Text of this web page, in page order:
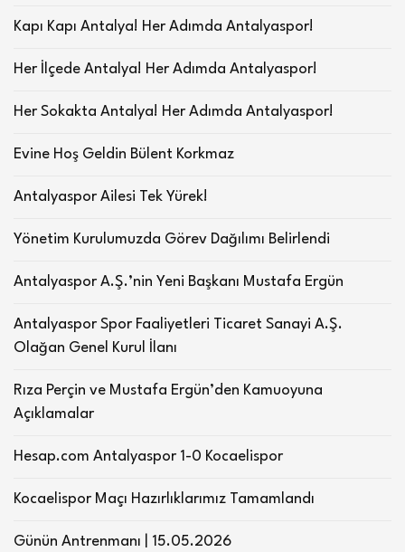
Kapı Kapı Antalya! Her Adımda Antalyaspor!
Her İlçede Antalya! Her Adımda Antalyaspor!
Her Sokakta Antalya! Her Adımda Antalyaspor!
Evine Hoş Geldin Bülent Korkmaz
Antalyaspor Ailesi Tek Yürek!
Yönetim Kurulumuzda Görev Dağılımı Belirlendi
Antalyaspor A.Ş.’nin Yeni Başkanı Mustafa Ergün
Antalyaspor Spor Faaliyetleri Ticaret Sanayi A.Ş.
Olağan Genel Kurul İlanı
Rıza Perçin ve Mustafa Ergün’den Kamuoyuna
Açıklamalar
Hesap.com Antalyaspor 1-0 Kocaelispor
Kocaelispor Maçı Hazırlıklarımız Tamamlandı
Günün Antrenmanı | 15.05.2026